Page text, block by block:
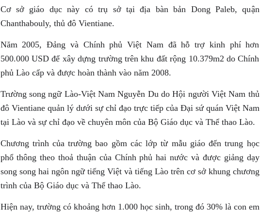
Cơ sở giáo dục này có trụ sở tại địa bàn bản Dong Paleb, quận
Chanthabouly, thủ đô Vientiane.
Năm 2005, Đảng và Chính phủ Việt Nam đã hỗ trợ kinh phí hơn
500.000 USD để xây dựng trường trên khu đất rộng 10.379m2 do Chính
phủ Lào cấp và được hoàn thành vào năm 2008.
Trường song ngữ Lào-Việt Nam Nguyễn Du do Hội người Việt Nam thủ
đô Vientiane quản lý dưới sự chỉ đạo trực tiếp của Đại sứ quán Việt Nam
tại Lào và sự chỉ đạo về chuyên môn của Bộ Giáo dục và Thể thao Lào.
Chương trình của trường bao gồm các lớp từ mẫu giáo đến trung học
phổ thông theo thoả thuận của Chính phủ hai nước và được giảng dạy
song song hai ngôn ngữ tiếng Việt và tiếng Lào trên cơ sở khung chương
trình của Bộ Giáo dục và Thể thao Lào.
Hiện nay, trường có khoảng hơn 1.000 học sinh, trong đó 30% là con em